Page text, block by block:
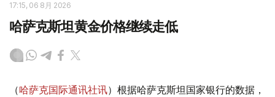
17:15, 06 8月 2026
哈萨克斯坦黄金价格继续走低
（哈萨克国际通讯社讯）根据哈萨克斯坦国家银行的数据，